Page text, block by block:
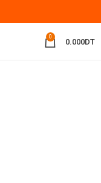
0
0.000DT